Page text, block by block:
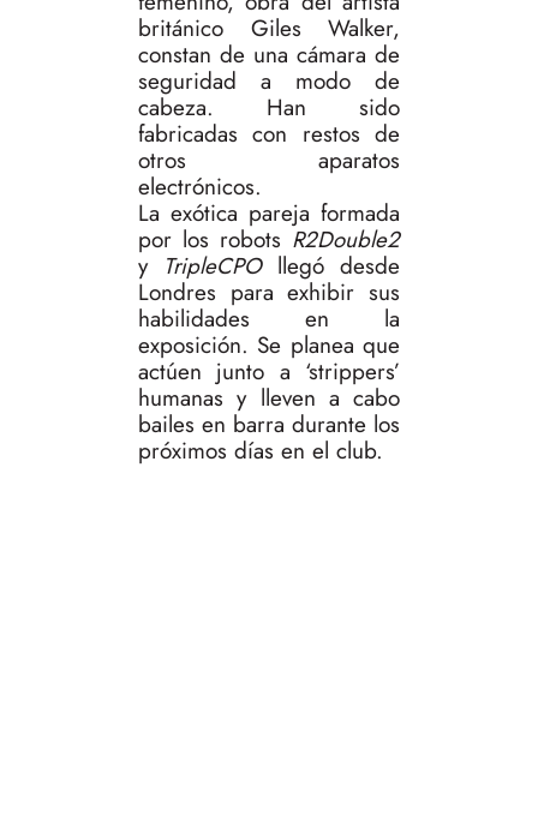
británico Giles Walker,
constan de una cámara de
seguridad a modo de
cabeza. Han sido
fabricadas con restos de
otros aparatos
electrónicos.
La exótica pareja formada
por los robots R2Double2
y TripleCPO llegó desde
Londres para exhibir sus
habilidades en la
exposición. Se planea que
actúen junto a ‘strippers’
humanas y lleven a cabo
bailes en barra durante los
próximos días en el club.